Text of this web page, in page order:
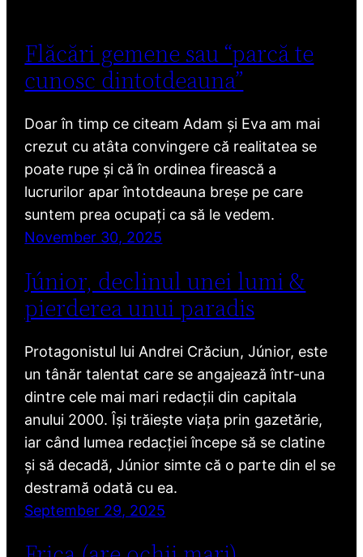
Flăcări gemene sau “parcă te
cunosc dintotdeauna”
Doar în timp ce citeam Adam și Eva am mai
crezut cu atâta convingere că realitatea se
poate rupe și că în ordinea firească a
lucrurilor apar întotdeauna breșe pe care
suntem prea ocupați ca să le vedem.
November 30, 2025
Júnior, declinul unei lumi &
pierderea unui paradis
Protagonistul lui Andrei Crăciun, Júnior, este
un tânăr talentat care se angajează într-una
dintre cele mai mari redacții din capitala
anului 2000. Își trăiește viața prin gazetărie,
iar când lumea redacției începe să se clatine
și să decadă, Júnior simte că o parte din el se
destramă odată cu ea.
September 29, 2025